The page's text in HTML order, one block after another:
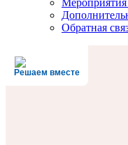
Обратная
Решаем вместе